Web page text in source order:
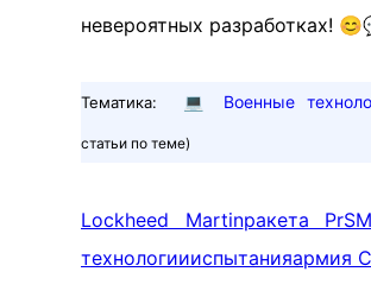
невероятных разработках!
Тематика: 💻 Военные
статьи по теме)
Lockheed Martinракета PrSM
технологиииспытанияармия